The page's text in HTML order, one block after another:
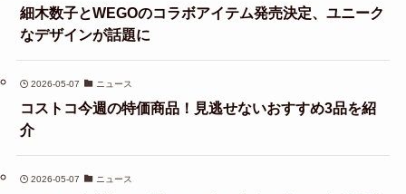
細木数子とWEGOのコラボアイテム発売決定、ユニーク
なデザインが話題に
2026-05-07 ニュース
コストコ今週の特価商品！見逃せないおすすめ3品を紹
介
2026-05-07 ニュース